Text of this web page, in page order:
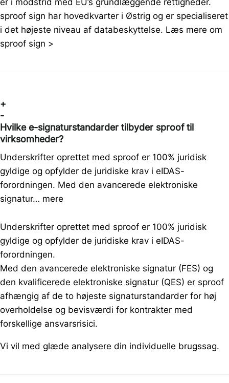
sproof sign har hovedkvarter i Østrig og er specialiseret
i det højeste niveau af databeskyttelse. Læs mere om
sproof sign >
+
-
Hvilke e-signaturstandarder tilbyder sproof til
virksomheder?
Underskrifter oprettet med sproof er 100% juridisk
gyldige og opfylder de juridiske krav i eIDAS-
forordningen. Med den avancerede elektroniske
signatur… mere
Underskrifter oprettet med sproof er 100% juridisk
gyldige og opfylder de juridiske krav i eIDAS-
forordningen.
Med den avancerede elektroniske signatur (FES) og
den kvalificerede elektroniske signatur (QES) er sproof
afhængig af de to højeste signaturstandarder for høj
overholdelse og bevisværdi for kontrakter med
forskellige ansvarsrisici.
Vi vil med glæde analysere din individuelle brugssag.